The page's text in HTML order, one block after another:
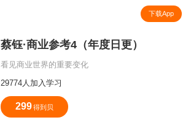
下载App
蔡钰·商业参考4（年度日更）
看见商业世界的重要变化
29774人加入学习
299 得到贝